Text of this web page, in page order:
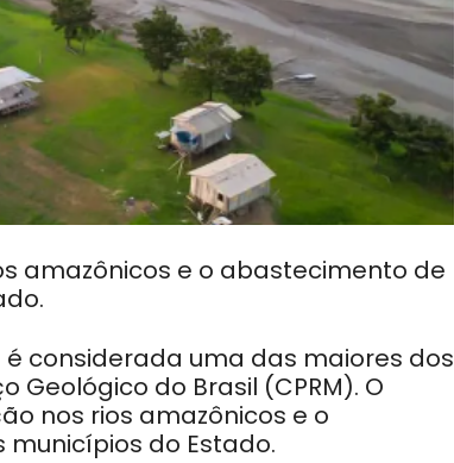
amazônicos e o abastecimento de
é considerada uma das maiores dos
do Brasil (CPRM). O
nos rios amazônicos e o
do Estado.